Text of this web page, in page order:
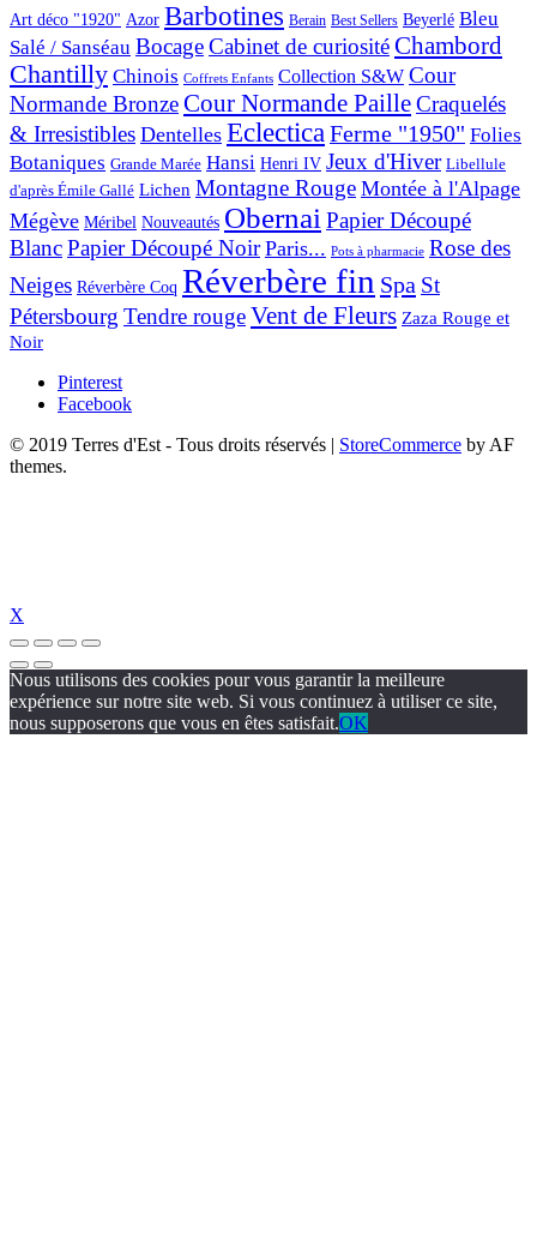
Art déco "1920" Azor Barbotines Berain Best Sellers Beyerlé Bleu
Salé / Sanséau BocageCabinet de curiositéChambord
Chantilly Chinois Coffrets Enfants Collection S&W Cour
Normande BronzeCour Normande PailleCraquelés
& Irresistibles Dentelles EclecticaFerme "1950" Folies
Botaniques Grande Marée Hansi Henri IV Jeux d'Hiver Libellule
d'après Émile Gallé Lichen Montagne Rouge Montée à l'Alpage
Mégève Méribel Nouveautés ObernaiPapier Découpé
BlancPapier Découpé Noir Paris... Pots à pharmacie Rose des
Neiges Réverbère Coq Réverbère fin Spa St
Pétersbourg Tendre rougeVent de Fleurs Zaza Rouge et
Noir
Pinterest
Facebook
© 2019 Terres d'Est - Tous droits réservés
StoreCommerce by AF
themes.
X
Nous utilisons des cookies pour vous garantir la meilleure
expérience sur notre site web. Si vous continuez à utiliser ce site,
nous supposerons que vous en êtes satisfait.OK